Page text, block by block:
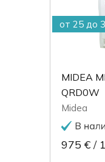
от 25 до
MIDEA
QRD0W
Midea
975 € /